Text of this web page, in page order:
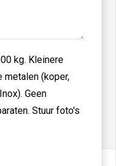
kg. Kleinere
metalen (koper,
Geen
Stuur foto's